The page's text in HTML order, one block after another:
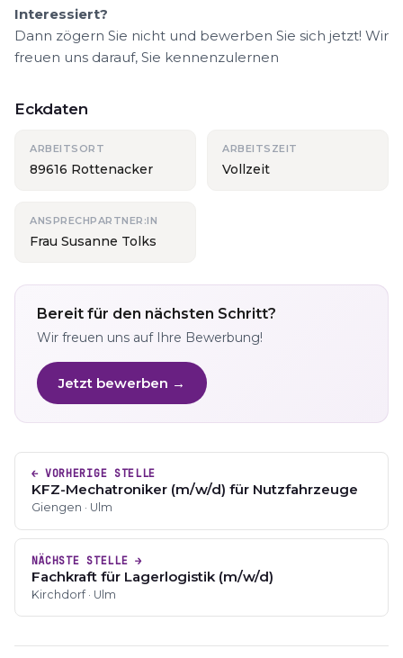
Interessiert?
Dann zögern Sie nicht und bewerben Sie sich jetzt! Wir
freuen uns darauf, Sie kennenzulernen
Eckdaten
ARBEITSORT
89616 Rottenacker
ARBEITSZEIT
Vollzeit
ANSPRECHPARTNER:IN
Frau Susanne Tolks
Bereit für den nächsten Schritt?
Wir freuen uns auf Ihre Bewerbung!
Jetzt bewerben →
← VORHERIGE STELLE
KFZ-Mechatroniker (m/w/d) für Nutzfahrzeuge
Giengen · Ulm
NÄCHSTE STELLE →
Fachkraft für Lagerlogistik (m/w/d)
Kirchdorf · Ulm